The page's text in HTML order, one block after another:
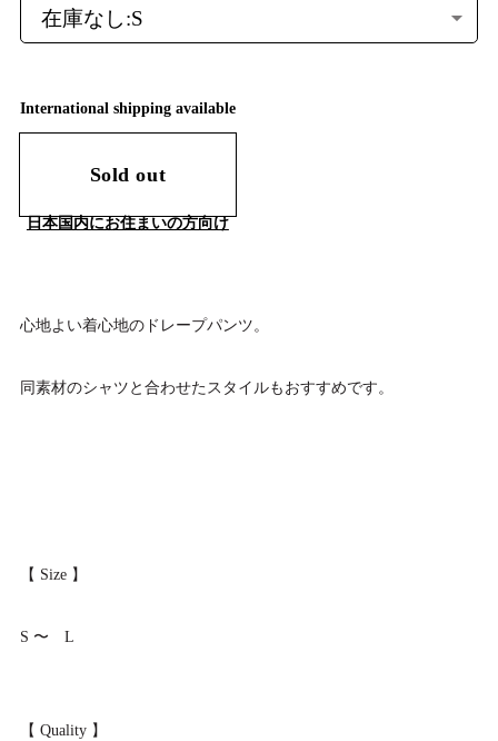
International shipping available
Sold out
日本国内にお住まいの方向け
心地よい着心地のドレープパンツ。
同素材のシャツと合わせたスタイルもおすすめです。
【 Size 】
S 〜 L
【 Quality 】